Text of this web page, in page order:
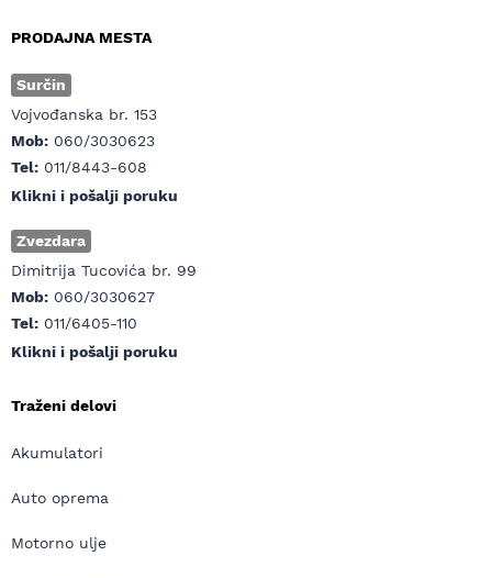
PRODAJNA MESTA
Surčin
Vojvođanska br. 153
Mob: 060/3030623
Tel: 011/8443-608
Klikni i pošalji poruku
Zvezdara
Dimitrija Tucovića br. 99
Mob: 060/3030627
Tel: 011/6405-110
Klikni i pošalji poruku
Traženi delovi
Akumulatori
Auto oprema
Motorno ulje